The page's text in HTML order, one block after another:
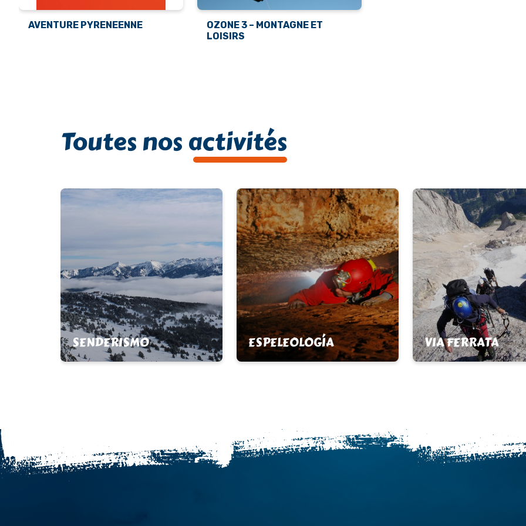
AVENTURE PYRENEENNE
OZONE 3 – MONTAGNE ET
LOISIRS
Toutes nos activités
SENDERISMO ESPELEOLOGÍA VIA FERRATA